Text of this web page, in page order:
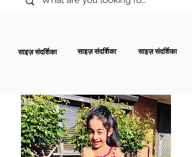
साइज़ संदर्शिका साइज़ संदर्शिका साइज़ संदर्शिका